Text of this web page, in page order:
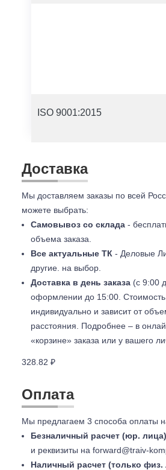
ISO 9001:2015
Доставка
Мы доставляем заказы по всей
можете выбрать:
Самовывоз со склада -
объема заказа.
Все актуальные ТК - Деловые
другие. на выбор.
Доставка в день заказа (с 9:00
оформлении до 15:00. Стоимость
индивидуально и зависит от
расстояния. Подробнее – в
«корзине» заказа или у вашего
328.82 ₽
Оплата
Мы предлагаем 3 способа оплаты
Безналичный расчет (юр. лица)
и реквизиты на forward@traiv-
Наличный расчет (только физ.